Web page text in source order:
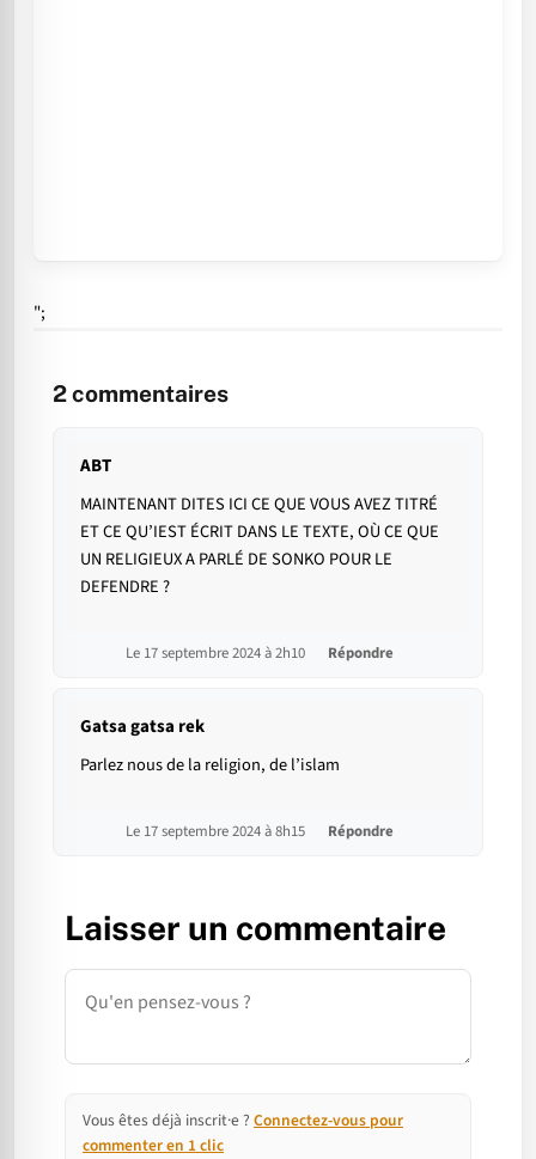
";
2commentaires
ABT
MAINTENANT DITES ICI CE QUE VOUS AVEZ TITRÉ
ET CE QU’IEST ÉCRIT DANS LE TEXTE, OÙ CE QUE
UN RELIGIEUX A PARLÉ DE SONKO POUR LE
DEFENDRE ?
Le 17 septembre 2024 à 2h10 Répondre
Gatsa gatsa rek
Parlez nous de la religion, de l’islam
Le 17 septembre 2024 à 8h15 Répondre
Laisser un commentaire
Commentaire
Vous êtes déjà inscrit·e ? Connectez-vous pour
commenter en 1 clic